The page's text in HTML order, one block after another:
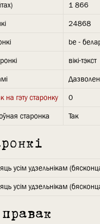
1 866
24868
be -
вікі-тэкст
гэту старонку
0
старонка
Так
усім удзельнікам
усім удзельнікам